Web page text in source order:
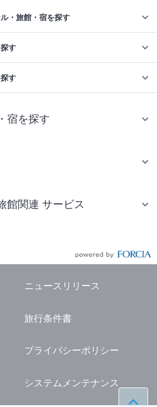
・旅館・宿を探す
す
す
宿を探す
館関連 サービス
ニュースリリース
旅行条件書
プライバシーポリシー
システムメンテナンス